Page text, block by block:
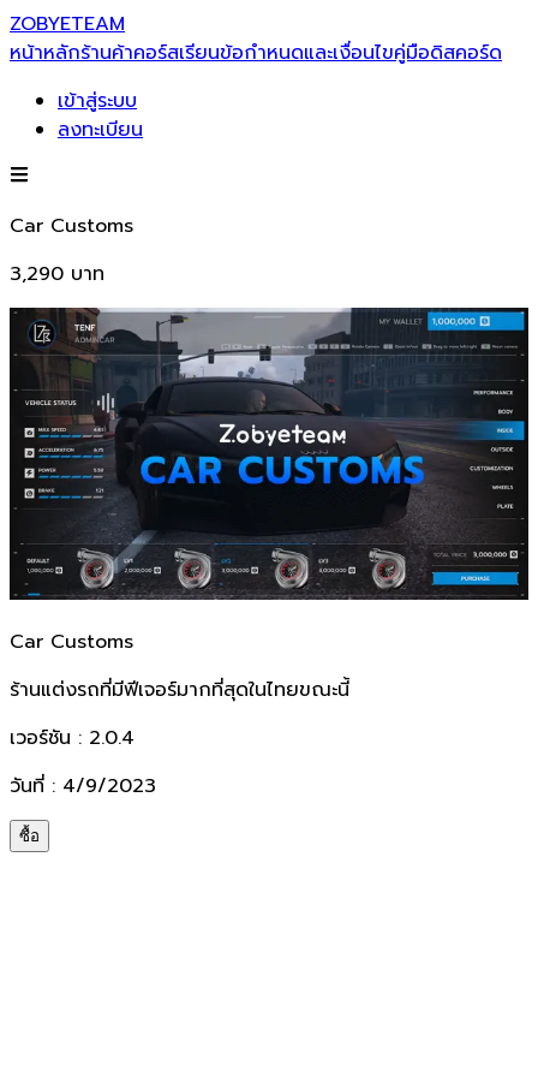
ZOBYETEAM
หน้าหลักร้านค้าคอร์สเรียนข้อกำหนดและเงื่อนไขคู่มือดิสคอร์ด
เข้าสู่ระบบ
ลงทะเบียน
Car Customs
3,290 บาท
Car Customs
ร้านแต่งรถที่มีฟีเจอร์มากที่สุดในไทยขณะนี้
เวอร์ชัน : 2.0.4
วันที่ : 4/9/2023
ซื้อ